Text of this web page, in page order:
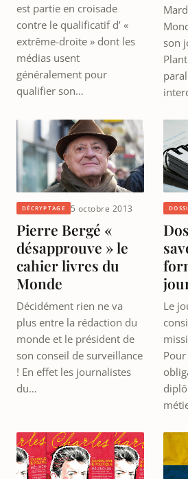
est partie en croisade
contre le qualificatif d’ «
extrême-droite » dont les
médias usent
généralement pour
qualifier son…
son
DÉCRYPTAGE 5 octobre 2013
Pierre Bergé «
désapprouve » le
cahier livres du
Monde
Décidément rien ne va
plus entre la rédaction du
monde et le président de
son conseil de surveillance
! En effet les journalistes
du…
Le